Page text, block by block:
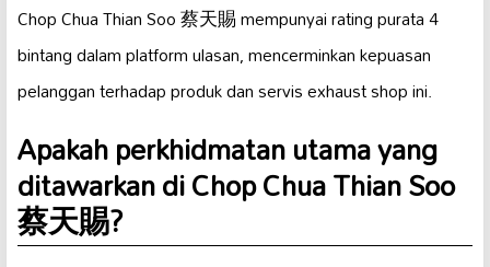
Chop Chua Thian Soo 蔡天賜 mempunyai rating purata 4
bintang dalam platform ulasan, mencerminkan kepuasan
pelanggan terhadap produk dan servis exhaust shop ini.
Apakah perkhidmatan utama yang
ditawarkan di Chop Chua Thian Soo
蔡天賜?